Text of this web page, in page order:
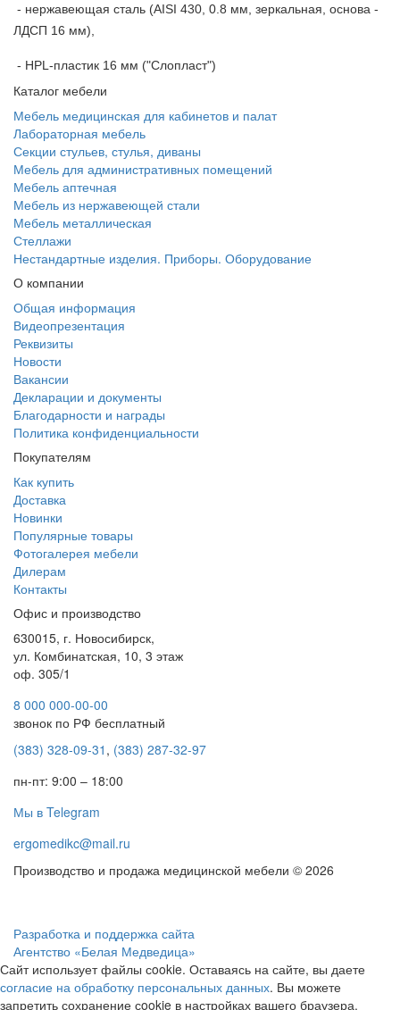
- нержавеющая сталь (AISI 430, 0.8 мм, зеркальная, основа -
ЛДСП 16 мм),
- HPL-пластик 16 мм ("Слопласт")
Каталог мебели
Мебель медицинская для кабинетов и палат
Лабораторная мебель
Секции стульев, стулья, диваны
Мебель для административных помещений
Мебель аптечная
Мебель из нержавеющей стали
Мебель металлическая
Стеллажи
Нестандартные изделия. Приборы. Оборудование
О компании
Общая информация
Видеопрезентация
Реквизиты
Новости
Вакансии
Декларации и документы
Благодарности и награды
Политика конфиденциальности
Покупателям
Как купить
Доставка
Новинки
Популярные товары
Фотогалерея мебели
Дилерам
Контакты
Офис и производство
630015, г. Новосибирск,
ул. Комбинатская, 10, 3 этаж
оф. 305/1
8 000 000-00-00
звонок по РФ бесплатный
(383) 328-09-31 , (383) 287-32-97
пн-пт: 9:00 – 18:00
Мы в Telegram
ergomedikc@mail.ru
Производство и продажа медицинской мебели © 2026
Разработка и поддержка сайта
Агентство «Белая Медведица»
Сайт использует файлы сookie. Оставаясь на сайте, вы даете
согласие на обработку персональных данных. Вы можете
запретить сохранение сookie в настройках вашего браузера.